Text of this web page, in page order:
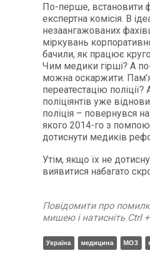
По-перше, встановити
експертна комісія. В
незаангажованих
міркувань
бачили, як працює
Чим медики гірші? А
можна оскаржити.
переатестацію
поліціянтів уже
поліція – повернувся
якого 2014-го з
дотиснути медиків
Утім, якщо їх не
виявитися набагато
Повідомити про
мишею і натисніть Ctrl
Україна медицина МОЗ